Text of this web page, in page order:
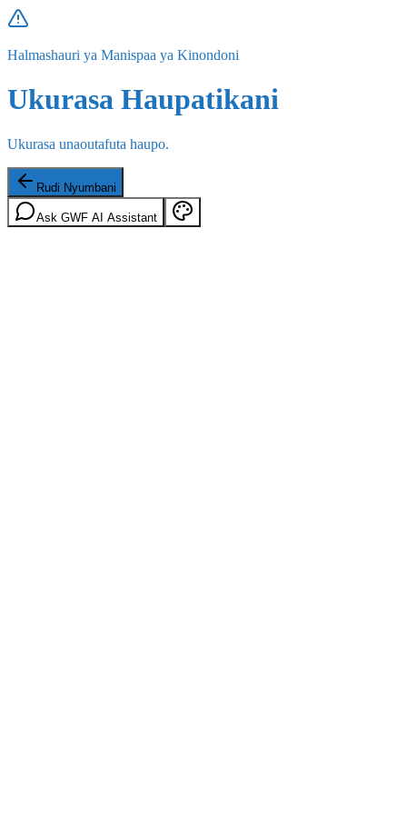
Halmashauri ya Manispaa ya Kinondoni
Ukurasa Haupatikani
Ukurasa unaoutafuta haupo.
Rudi Nyumbani
Ask GWF AI Assistant